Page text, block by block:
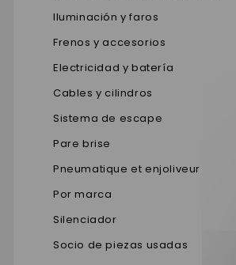
Iluminación y faros
Frenos y accesorios
Electricidad y batería
Cables y cilindros
Sistema de escape
Pare brise
Pneumatique et enjoliveur
Por marca
Silenciador
Socio de piezas usadas